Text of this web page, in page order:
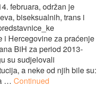
februara, održan je
biseksualnih, trans i
i Hercegovine za praćenje
BiH za period 2013-
su sudjelovali
a neke od njih bile su:
… Continued